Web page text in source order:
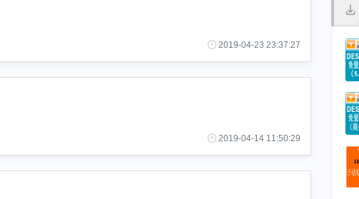
2019-04-23 23:37:27
2019-04-14 11:50:29